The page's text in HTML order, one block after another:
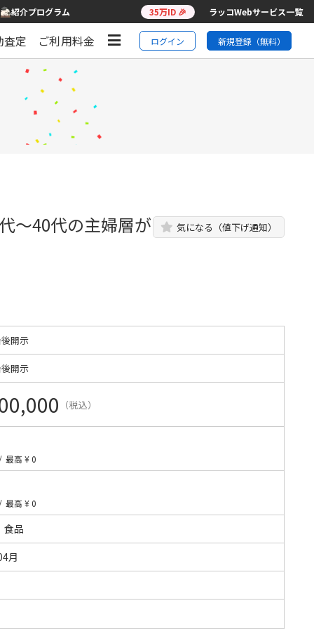
紹介プログラム 35万ID 🎉 ラッコWebサービス一覧
査定 ご利用料金 ログイン 新規登録（無料）
～40代の主婦層が 気になる（値下げ通知）
開示
開示
（税込）
最高 ¥ 0
最高 ¥ 0
食品
月